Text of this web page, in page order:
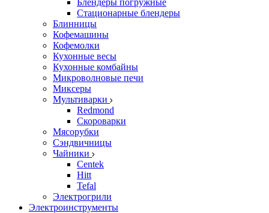
Блендеры погружные
Стационарные блендеры
Блинницы
Кофемашины
Кофемолки
Кухонные весы
Кухонные комбайны
Микроволновые печи
Миксеры
Мультиварки
Redmond
Скороварки
Мясорубки
Сэндвичницы
Чайники
Centek
Hitt
Tefal
Электрогрили
Электроинструменты